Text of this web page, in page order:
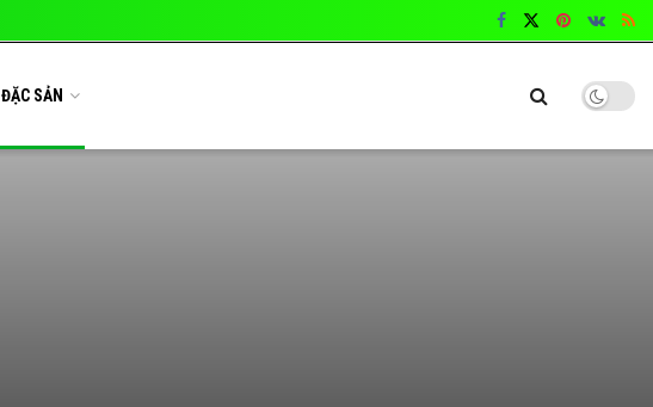
ĐẶC SẢN